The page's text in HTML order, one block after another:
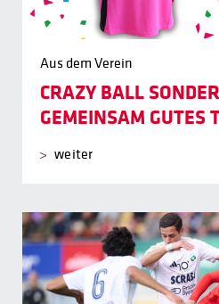
Aus dem Verein
CRAZY BALL
GEMEINSAM GUTES
weiter